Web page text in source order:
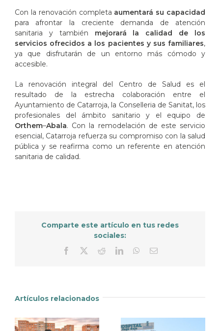
Con la renovación completa aumentará su capacidad
para afrontar la creciente demanda de atención
sanitaria y también mejorará la calidad de los
servicios ofrecidos a los pacientes y sus familiares,
ya que disfrutarán de un entorno más cómodo y
accesible.
La renovación integral del Centro de Salud es el
resultado de la estrecha colaboración entre el
Ayuntamiento de Catarroja, la Conselleria de Sanitat, los
profesionales del ámbito sanitario y el equipo de
Orthem–Abala. Con la remodelación de este servicio
esencial, Catarroja refuerza su compromiso con la salud
pública y se reafirma como un referente en atención
sanitaria de calidad.
Comparte este artículo en tus redes
sociales:
Facebook RedditLinkedInWhatsApp
Correo
Artículos relacionados